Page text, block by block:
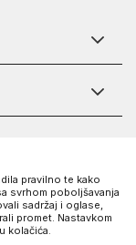
pravilno te kako
svrhom poboljšavanja
sadržaj i oglase,
promet. Nastavkom
kolačića.